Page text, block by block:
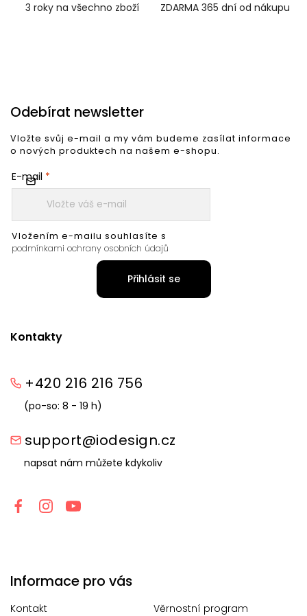
3 roky na všechno zboží ZDARMA 365 dní od nákupu
Kontakty
+420 216 216 756
(po-so: 8 - 19 h)
support@iodesign.cz
napsat nám můžete kdykoliv
Informace pro vás
Kontakt
Věrnostní program
Odebírat newsletter
Vložte svůj e-mail a my vám budeme zasílat informace
o nových produktech na našem e-shopu.
E-mail
Vložením e-mailu souhlasíte s
podmínkami ochrany osobních údajů
Přihlásit se